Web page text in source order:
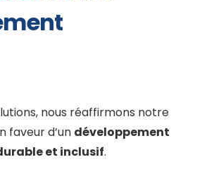
nous réaffirmons notre
faveur d’un développement
et inclusif.